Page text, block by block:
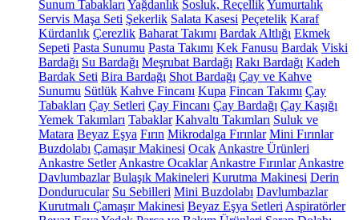
Sunum Tabakları Yağdanlık Sosluk, ReçellikYumurtalık
Servis Maşa Seti Şekerlik Salata Kasesi Peçetelik Karaf
Kürdanlık Çerezlik Baharat Takımı Bardak Altlığı Ekmek
Sepeti Pasta Sunumu Pasta Takımı Kek Fanusu Bardak Viski
Bardağı Su Bardağı Meşrubat Bardağı Rakı Bardağı Kadeh
Bardak Seti Bira Bardağı Shot Bardağı Çay ve Kahve
Sunumu Sütlük Kahve Fincanı Kupa Fincan Takımı Çay
Tabakları Çay Setleri Çay Fincanı Çay Bardağı Çay Kaşığı
Yemek Takımları Tabaklar Kahvaltı Takımları Suluk ve
Matara Beyaz Eşya Fırın Mikrodalga Fırınlar Mini Fırınlar
Buzdolabı Çamaşır Makinesi Ocak Ankastre Ürünleri
Ankastre Setler Ankastre Ocaklar Ankastre Fırınlar Ankastre
Davlumbazlar Bulaşık Makineleri Kurutma Makinesi Derin
Dondurucular Su Sebilleri Mini Buzdolabı Davlumbazlar
Kurutmalı Çamaşır Makinesi Beyaz Eşya Setleri Aspiratörler